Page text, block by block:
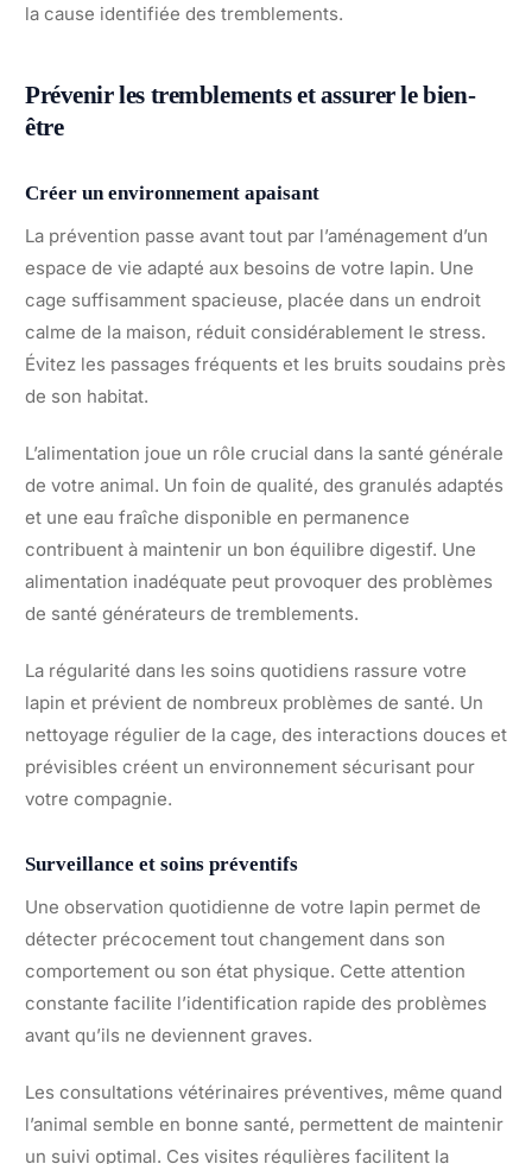
la cause identifiée des tremblements.
Prévenir les tremblements et assurer le bien-
être
Créer un environnement apaisant
La prévention passe avant tout par l’aménagement d’un
espace de vie adapté aux besoins de votre lapin. Une
cage suffisamment spacieuse, placée dans un endroit
calme de la maison, réduit considérablement le stress.
Évitez les passages fréquents et les bruits soudains près
de son habitat.
L’alimentation joue un rôle crucial dans la santé générale
de votre animal. Un foin de qualité, des granulés adaptés
et une eau fraîche disponible en permanence
contribuent à maintenir un bon équilibre digestif. Une
alimentation inadéquate peut provoquer des problèmes
de santé générateurs de tremblements.
La régularité dans les soins quotidiens rassure votre
lapin et prévient de nombreux problèmes de santé. Un
nettoyage régulier de la cage, des interactions douces et
prévisibles créent un environnement sécurisant pour
votre compagnie.
Surveillance et soins préventifs
Une observation quotidienne de votre lapin permet de
détecter précocement tout changement dans son
comportement ou son état physique. Cette attention
constante facilite l’identification rapide des problèmes
avant qu’ils ne deviennent graves.
Les consultations vétérinaires préventives, même quand
l’animal semble en bonne santé, permettent de maintenir
un suivi optimal. Ces visites régulières facilitent la